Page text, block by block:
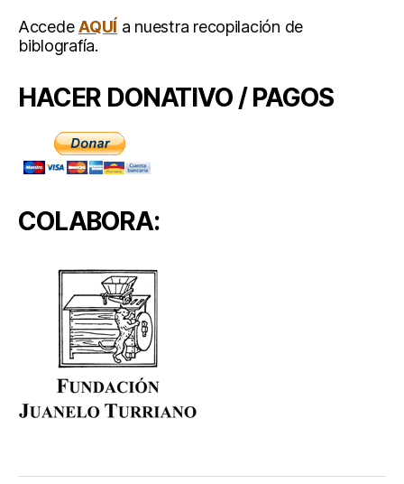
AccedeAQUÍ a nuestra recopilación de
biblografía.
HACER DONATIVO / PAGOS
COLABORA: